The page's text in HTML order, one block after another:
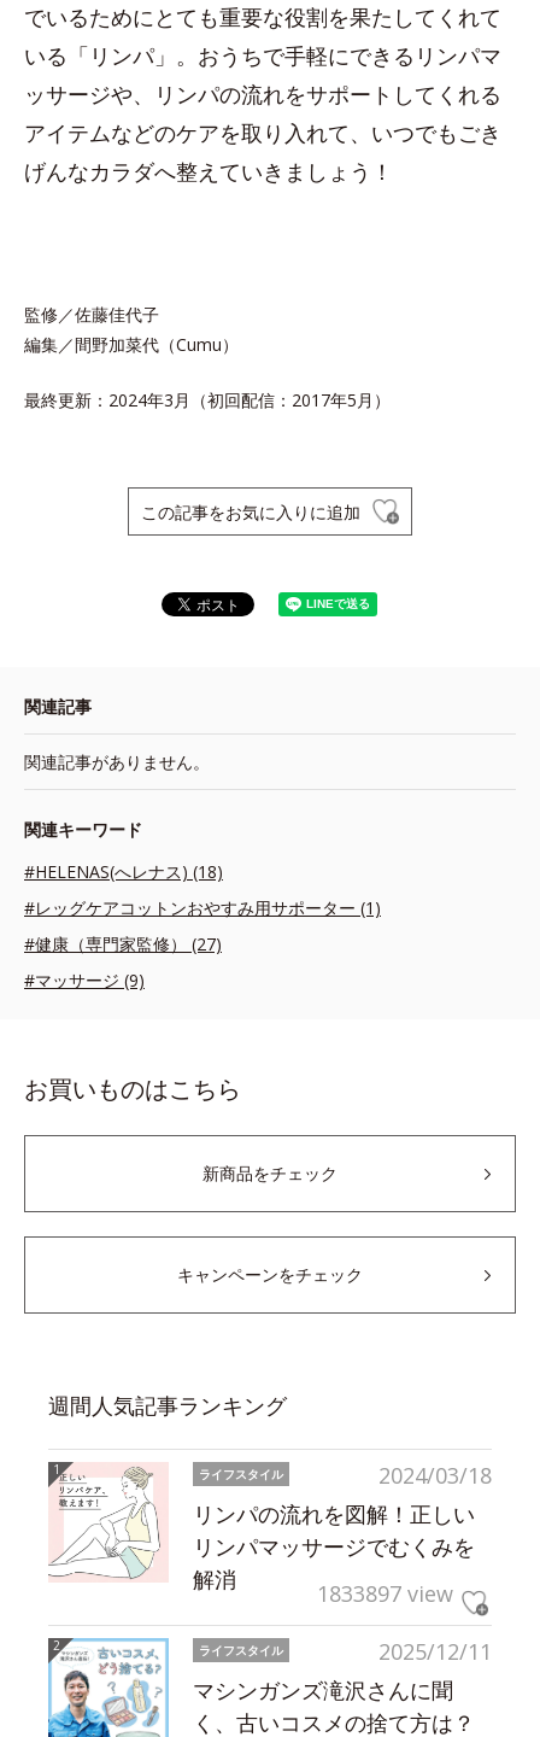
でいるためにとても重要な役割を果たしてくれて
いる「リンパ」。おうちで手軽にできるリンパマ
ッサージや、リンパの流れをサポートしてくれる
アイテムなどのケアを取り入れて、いつでもごき
げんなカラダへ整えていきましょう！
監修／佐藤佳代子
編集／間野加菜代（Cumu）
最終更新：2024年3月（初回配信：2017年5月）
この記事をお気に入りに追加
関連記事
関連記事がありません。
関連キーワード
#HELENAS(へレナス) (18)
#レッグケアコットンおやすみ用サポーター (1)
#健康（専門家監修） (27)
#マッサージ (9)
お買いものはこちら
新商品をチェック
キャンペーンをチェック
週間人気記事ランキング
2024/03/18
ライフスタイル
リンパの流れを図解！正しい
リンパマッサージでむくみを
解消
1833897 view
2025/12/11
ライフスタイル
マシンガンズ滝沢さんに聞
く、古いコスメの捨て方は？